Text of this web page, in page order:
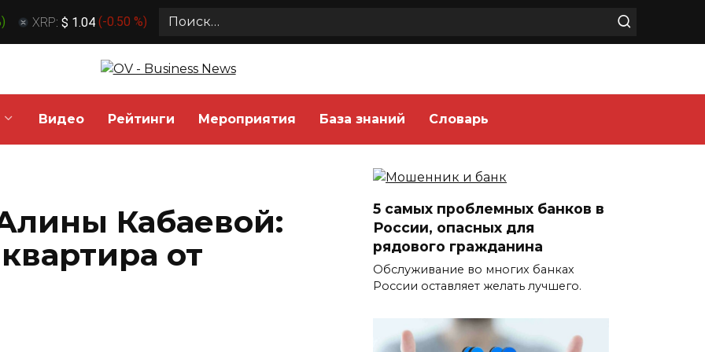
) XRP: $ 1.04 (-0.50 %)
Search
Видео Рейтинги Мероприятия База знаний Словарь
Кабаевой:
от
5 самых проблемных банков в
России, опасных для
рядового гражданина
Обслуживание во многих банках
России оставляет желать лучшего.